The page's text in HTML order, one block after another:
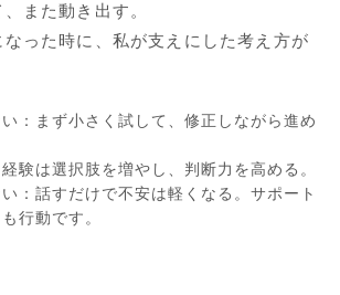
また動き出す。
った時に、私が支えにした考え方が
：まず小さく試して、修正しながら進め
験は選択肢を増やし、判断力を高める。
：話すだけで不安は軽くなる。サポート
行動です。